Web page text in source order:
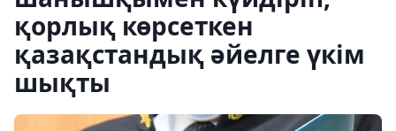
қорлық көрсеткен
қазақстандық әйелге үкім
шықты